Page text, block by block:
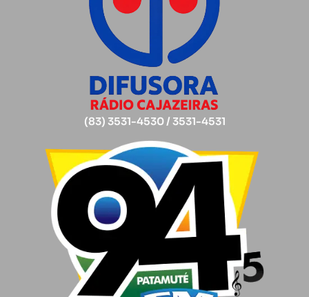
(83) 3531-4530 / 3531-4531